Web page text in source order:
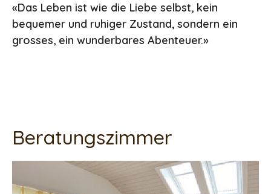
«Das Leben ist wie die Liebe selbst, kein
bequemer und ruhiger Zustand, sondern ein
grosses, ein wunderbares Abenteuer.»
Beratungszimmer